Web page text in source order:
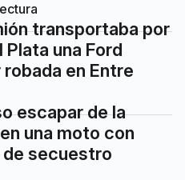
transportaba por
Plata una Ford
robada en Entre
escapar de la
una moto con
de secuestro